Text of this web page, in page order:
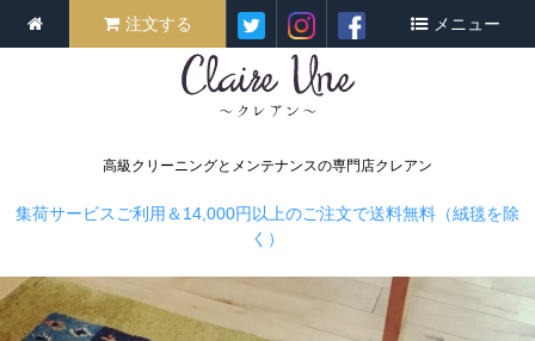
高級クリーニングとメンテナンスの専門店クレアン
注文する メニュー
集荷サービスご利用＆14,000円以上のご注文で送料無料（絨毯を除
く）